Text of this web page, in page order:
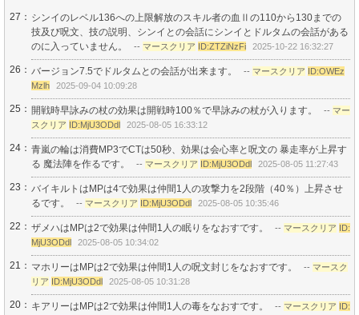
27： シンイのレベル136への上限解放のスキル者の血Ⅱの110から130までの
技及び呪文、技の説明、シンイとの会話にシンイとドルタムの会話がある
のに入っていません。
-- マースクリア ID:ZTZiNzFi 2025-10-22 16:32:27
26： バージョン7.5でドルタムとの会話が出来ます。 -- マースクリア
ID:OWEz
Mzlh
2025-09-04 10:09:28
25： 開戦時早詠みの杖の効果は開戦時100％で早詠みの杖が入ります。 -- マー
スクリア
ID:MjU3ODdl 2025-08-05 16:33:12
24： 青嵐の輪は消費MP3でCTは50秒、効果は会心率と呪文の 暴走率が上昇す
る 魔法陣を作るです。
-- マースクリア ID:MjU3ODdl 2025-08-05 11:27:43
23： バイキルトはMPは4で効果は仲間1人の攻撃力を2段階（40％）上昇させ
るです。
-- マースクリア ID:MjU3ODdl 2025-08-05 10:35:46
22： ザメハはMPは2で効果は仲間1人の眠りをなおすです。 -- マースクリア
ID:
MjU3ODdl
2025-08-05 10:34:02
21： マホリーはMPは2で効果は仲間1人の呪文封じをなおすです。 -- マースク
リア
ID:MjU3ODdl 2025-08-05 10:31:28
20： キアリーはMPは2で効果は仲間1人の毒をなおすです。 -- マースクリア
ID: